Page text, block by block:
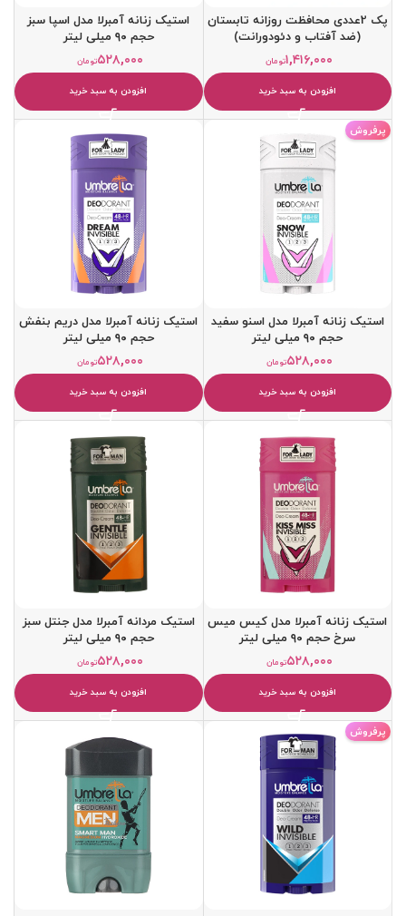
پک 2عددی محافظت روزانه تابستان
(ضد آفتاب و دئودورانت)
تومان۱,۴۱۶,۰۰۰
افزودن به سبد خرید
استیک زنانه آمبرلا مدل اسپا سبز
حجم ۹۰ میلی لیتر
تومان۵۲۸,۰۰۰
افزودن به سبد خرید
پرفروش
استیک زنانه آمبرلا مدل اسنو سفید
حجم ۹۰ میلی لیتر
تومان۵۲۸,۰۰۰
افزودن به سبد خرید
استیک زنانه آمبرلا مدل دریم بنفش
حجم ۹۰ میلی لیتر
تومان۵۲۸,۰۰۰
افزودن به سبد خرید
استیک زنانه آمبرلا مدل کیس میس
سرخ حجم ۹۰ میلی لیتر
تومان۵۲۸,۰۰۰
افزودن به سبد خرید
استیک مردانه آمبرلا مدل جنتل سبز
حجم ۹۰ میلی لیتر
تومان۵۲۸,۰۰۰
افزودن به سبد خرید
پرفروش